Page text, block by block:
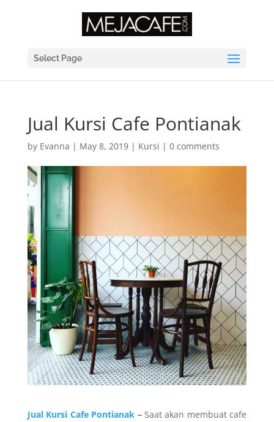
Select Page
Jual Kursi Cafe Pontianak
by Evanna | May 8, 2019| Kursi | 0 comments
Jual Kursi Cafe Pontianak – Saat akan membuat cafe